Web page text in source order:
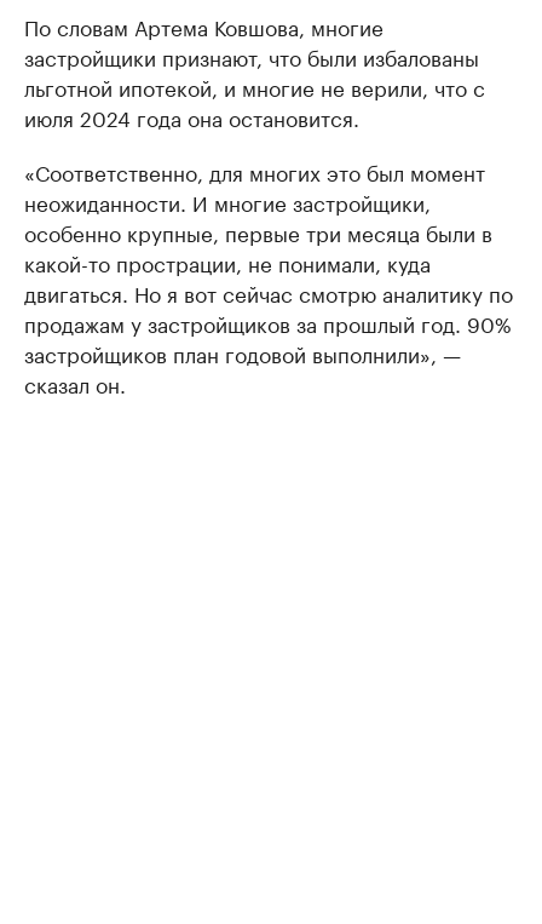
По словам Артема Ковшова, многие
застройщики признают, что были избалованы
льготной ипотекой, и многие не верили, что с
июля 2024 года она остановится.
«Соответственно, для многих это был момент
неожиданности. И многие застройщики,
особенно крупные, первые три месяца были в
какой-то прострации, не понимали, куда
двигаться. Но я вот сейчас смотрю аналитику по
продажам у застройщиков за прошлый год. 90%
застройщиков план годовой выполнили», —
сказал он.